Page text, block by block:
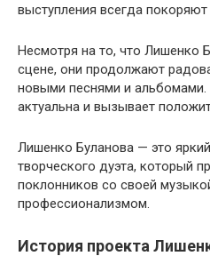
выступления всегда
Несмотря на то, что Лишенко
сцене, они продолжают
новыми песнями и
актуальна и вызывает
Лишенко Буланова — это
творческого дуэта, который
поклонников со своей
профессионализмом.
История проекта